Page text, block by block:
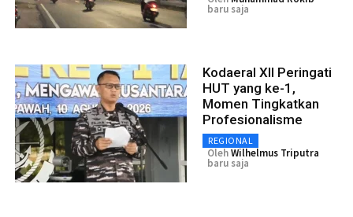
baru saja
Kodaeral XII Peringati
HUT yang ke-1,
Momen Tingkatkan
Profesionalisme
REGIONAL
OlehWilhelmus Triputra
baru saja